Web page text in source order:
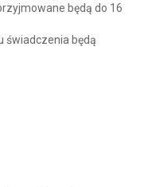
będą do 16
świadczenia będą